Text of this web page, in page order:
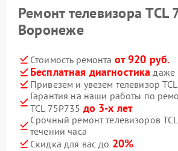
Ремонт телевизора TCL
Воронеже
Стоимость ремонта от 920 руб.
Бесплатная диагностика даже
Привезем и увезем телевизор
Гарантия на наши работы по
TCL 75P735 до 3-х лет
Срочный ремонт телевизоров
течении часа
Скидка для вас до 20%